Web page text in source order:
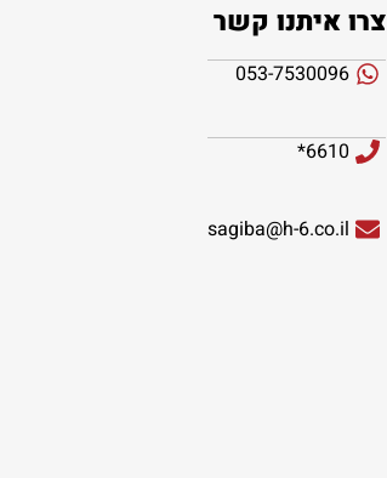
צרו איתנו קשר
053-7530096
6610*
sagiba@h-6.co.il